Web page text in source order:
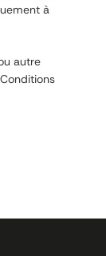
à
autre